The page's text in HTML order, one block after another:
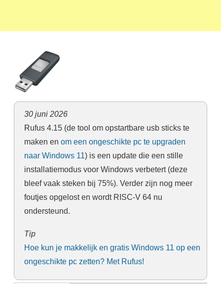
30 juni 2026
Rufus 4.15 (de tool om opstartbare usb sticks te
maken en om een ongeschikte pc te upgraden
naar Windows 11) is een update die een stille
installatiemodus voor Windows verbetert (deze
bleef vaak steken bij 75%). Verder zijn nog meer
foutjes opgelost en wordt RISC-V 64 nu
ondersteund.
Tip
Hoe kun je makkelijk en gratis Windows 11 op een
ongeschikte pc zetten? Met Rufus!